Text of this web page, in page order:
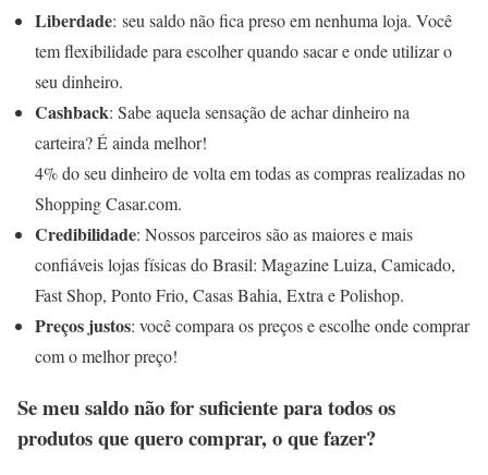
Liberdade: seu saldo não fica preso em nenhuma loja. Você
tem flexibilidade para escolher quando sacar e onde utilizar o
seu dinheiro.
Cashback: Sabe aquela sensação de achar dinheiro na
carteira? É ainda melhor!
4% do seu dinheiro de volta em todas as compras realizadas no
Shopping Casar.com.
Credibilidade: Nossos parceiros são as maiores e mais
confiáveis lojas físicas do Brasil: Magazine Luiza, Camicado,
Fast Shop, Ponto Frio, Casas Bahia, Extra e Polishop.
Preços justos: você compara os preços e escolhe onde comprar
com o melhor preço!
Se meu saldo não for suficiente para todos os
produtos que quero comprar, o que fazer?